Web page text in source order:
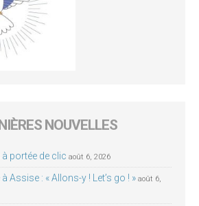
NOUVELLES
portée de clic août 6, 2026
Assise : « Allons-y ! Let’s go ! » août 6,